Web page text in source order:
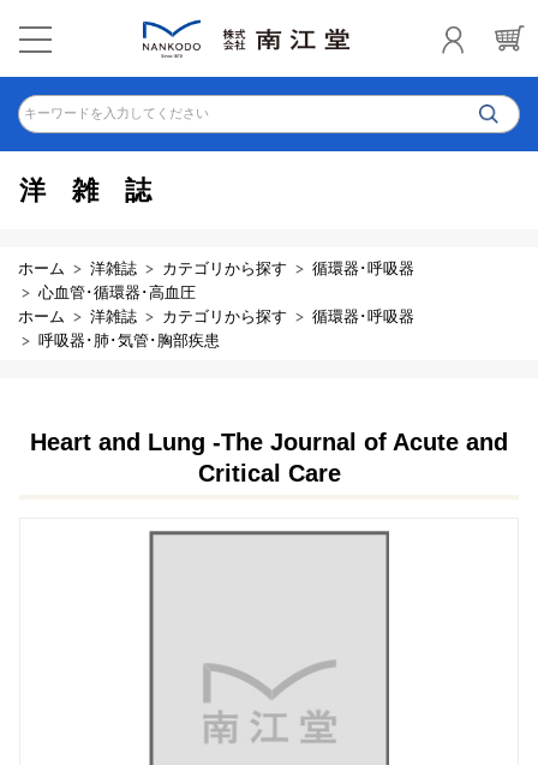
キーワードを入力してください
洋雑誌
ホーム 洋雑誌 カテゴリから探す
循環器･呼吸器
心血管･循環器･高血圧
ホーム
洋雑誌 カテゴリから探す
循環器･呼吸器
呼吸器･肺･気管･胸部疾患
Heart and Lung -The Journal of Acute and
Critical Care